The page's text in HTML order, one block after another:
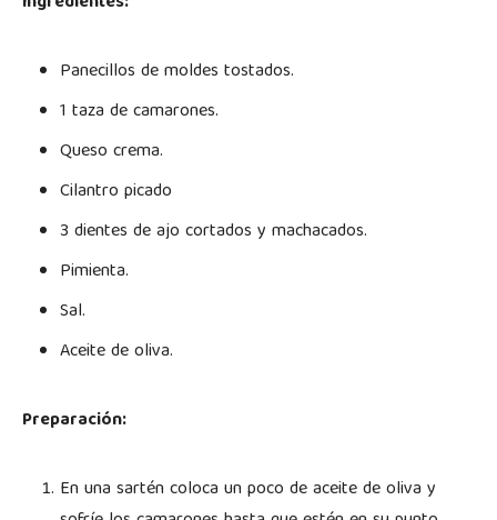
Panecillos de moldes tostados.
1 taza de camarones.
Queso crema.
Cilantro picado
3 dientes de ajo cortados y machacados.
Pimienta.
Sal.
Aceite de oliva.
Preparación:
En una sartén coloca un poco de aceite de oliva y